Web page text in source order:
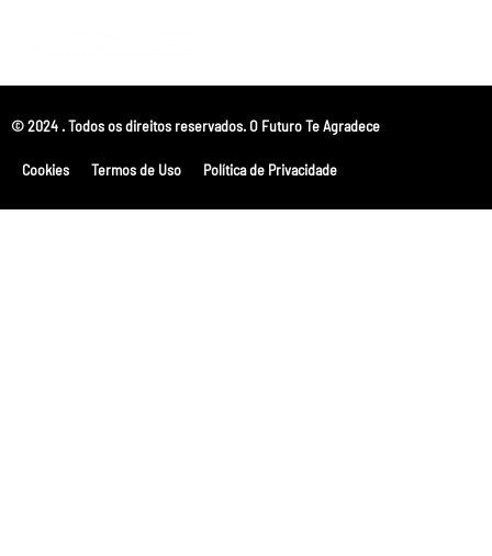
© 2024 . Todos os direitos reservados. O Futuro Te Agradece
Cookies Termos de Uso Política de Privacidade